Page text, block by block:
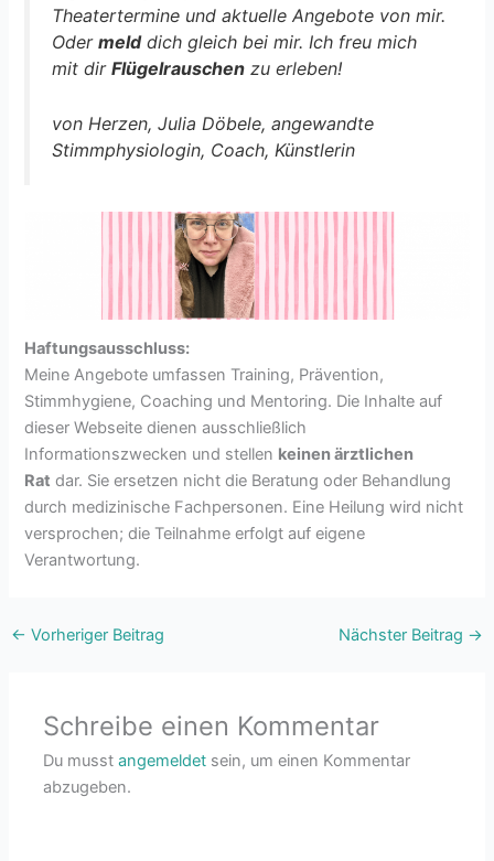
Theatertermine und aktuelle Angebote von mir.
Odermelddich gleich bei mir. Ich freu mich
mit dirFlügelrauschen zu erleben!
von Herzen,Julia Döbele, angewandte
Stimmphysiologin, Coach, Künstlerin
Haftungsausschluss:
Meine Angebote umfassen Training, Prävention,
Stimmhygiene, Coaching und Mentoring. Die Inhalte auf
dieser Webseite dienen ausschließlich
Informationszwecken und stellen keinen ärztlichen
Rat dar. Sie ersetzen nicht die Beratung oder Behandlung
durch medizinische Fachpersonen. Eine Heilung wird nicht
versprochen; die Teilnahme erfolgt auf eigene
Verantwortung.
← Vorheriger Beitrag Nächster Beitrag →
Schreibe einen Kommentar
Du musstangemeldet sein, um einen Kommentar
abzugeben.